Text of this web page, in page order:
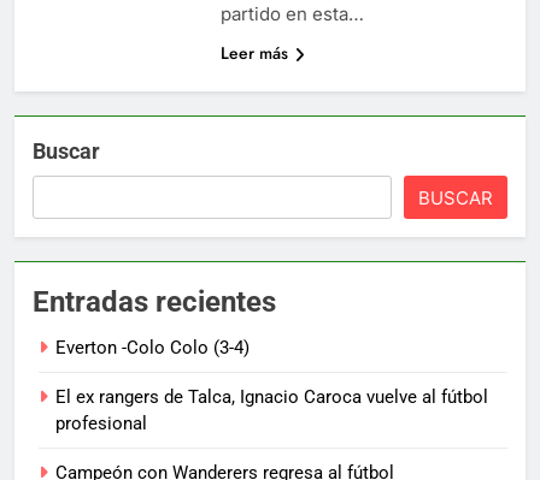
partido en esta…
Leer más
Buscar
BUSCAR
Entradas recientes
Everton -Colo Colo (3-4)
El ex rangers de Talca, Ignacio Caroca vuelve al fútbol
profesional
Campeón con Wanderers regresa al fútbol